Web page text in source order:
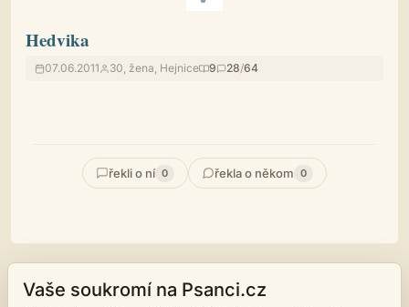
Hedvika
07.06.2011 30, žena, Hejnice 9 28/64
řekli o ní 0 řekla o někom 0
© 2007 - 2026 psanci.cz Nastavení cookies •
Vaše soukromí na Psanci.cz